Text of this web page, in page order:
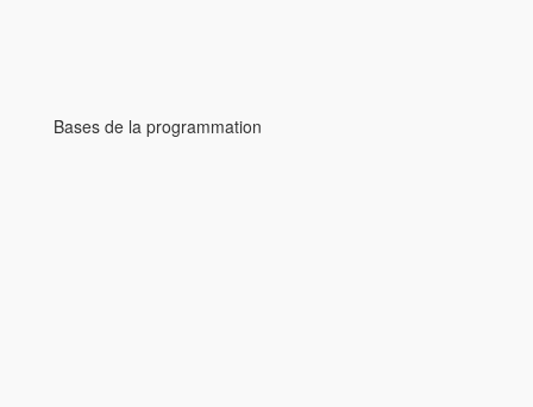
Bases de la programmation